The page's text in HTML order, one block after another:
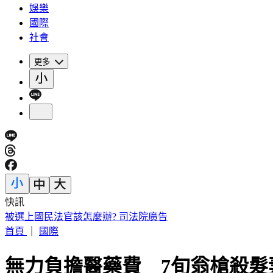
娛樂
國際
社會
更多
快訊
被選上國民法官該怎麼辦? 司法院廣告
首頁
國際
無力負擔醫藥費 7旬翁槍殺髮